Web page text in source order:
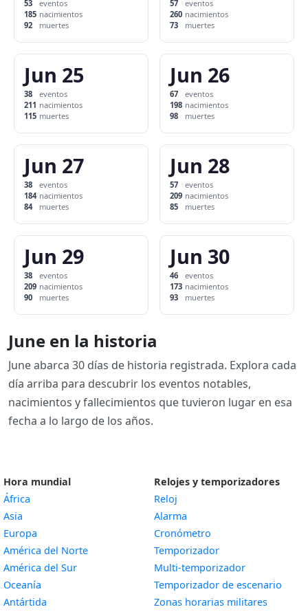
53
eventos
185 nacimientos
92
muertes
57
eventos
260 nacimientos
73
muertes
Jun 25
38
eventos
211 nacimientos
115 muertes
Jun 26
67
eventos
198 nacimientos
98
muertes
Jun 27
38
eventos
184 nacimientos
84
muertes
Jun 28
57
eventos
209 nacimientos
85
muertes
Jun 29
38
eventos
209 nacimientos
90
muertes
Jun 30
46
eventos
173 nacimientos
93
muertes
June en la historia
June abarca 30 días de historia registrada. Explora cada
día arriba para descubrir los eventos notables,
nacimientos y fallecimientos que tuvieron lugar en esa
fecha a lo largo de los años.
Hora mundial
África
Asia
Europa
América del Norte
América del Sur
Oceanía
Antártida
Relojes y temporizadores
Reloj
Alarma
Cronómetro
Temporizador
Multi-temporizador
Temporizador de escenario
Zonas horarias militares